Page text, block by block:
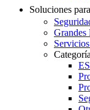
Soluciones
Grandes